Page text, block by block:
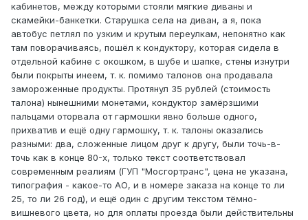
кабинетов, между которыми стояли мягкие диваны и
скамейки-банкетки. Старушка села на диван, а я, пока
автобус петлял по узким и крутым переулкам, непонятно как
там поворачиваясь, пошёл к кондуктору, которая сидела в
отдельной кабине с окошком, в шубе и шапке, стены изнутри
были покрыты инеем, т. к. помимо талонов она продавала
замороженные продукты. Протянул 35 рублей (стоимость
талона) нынешними монетами, кондуктор замёрзшими
пальцами оторвала от гармошки явно больше одного,
прихватив и ещё одну гармошку, т. к. талоны оказались
разными: два, сложенные лицом друг к другу, были точь-в-
точь как в конце 80-х, только текст соответствовал
современным реалиям (ГУП "Мосгортранс", цена не указана,
типография - какое-то АО, и в номере заказа на конце то ли
25, то ли 26 год), и ещё один с другим текстом тёмно-
вишневого цвета, но для оплаты проезда были действительны